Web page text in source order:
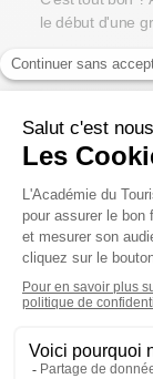
le début d'une
LES
France Travail
quand il s’agit
est possible de
les cumuler.
Le Compte
Formation